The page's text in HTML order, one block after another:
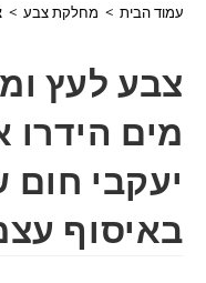
עמוד הבית > מחלקת צבע >
צבע לעץ
באיסוף